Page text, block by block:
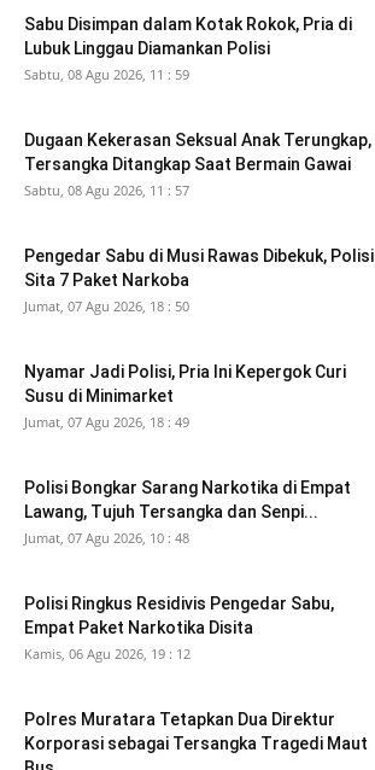
Sabu Disimpan dalam Kotak Rokok, Pria di
Lubuk Linggau Diamankan Polisi
Sabtu, 08 Agu 2026, 11 : 59
Dugaan Kekerasan Seksual Anak Terungkap,
Tersangka Ditangkap Saat Bermain Gawai
Sabtu, 08 Agu 2026, 11 : 57
Pengedar Sabu di Musi Rawas Dibekuk, Polisi
Sita 7 Paket Narkoba
Jumat, 07 Agu 2026, 18 : 50
Nyamar Jadi Polisi, Pria Ini Kepergok Curi
Susu di Minimarket
Jumat, 07 Agu 2026, 18 : 49
Polisi Bongkar Sarang Narkotika di Empat
Lawang, Tujuh Tersangka dan Senpi...
Jumat, 07 Agu 2026, 10 : 48
Polisi Ringkus Residivis Pengedar Sabu,
Empat Paket Narkotika Disita
Kamis, 06 Agu 2026, 19 : 12
Polres Muratara Tetapkan Dua Direktur
Korporasi sebagai Tersangka Tragedi Maut